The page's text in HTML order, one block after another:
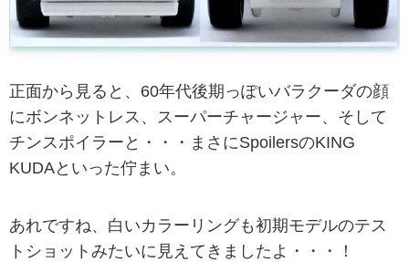
正面から見ると、60年代後期っぽいバラクーダの顔
にボンネットレス、スーパーチャージャー、そして
チンスポイラーと・・・まさにSpoilersのKING
KUDAといった佇まい。
あれですね、白いカラーリングも初期モデルのテス
トショットみたいに見えてきましたよ・・・！